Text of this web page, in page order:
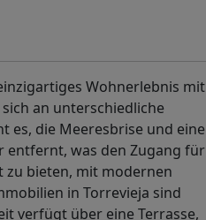
Wohnerlebnis mit
an unterschiedliche
es, die Meeresbrise und eine
entfernt, was den Zugang für
zu bieten, mit modernen
in Torrevieja sind
verfügt über eine Terrasse,